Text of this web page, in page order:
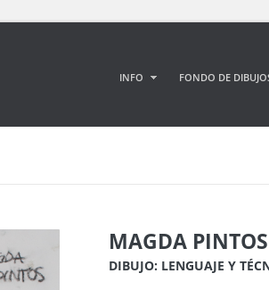
INFO FONDO DE
MAGDA
DIBUJO: LENGUAJE Y